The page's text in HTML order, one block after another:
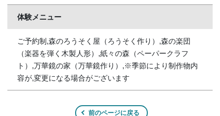
体験メニュー
ご予約制,森のろうそく屋（ろうそく作り）,森の楽団
（楽器を弾く木製人形）,紙々の森（ペーパークラフ
ト）,万華鏡の家（万華鏡作り）,※季節により制作物内
容が,変更になる場合がございます
前のページに戻る